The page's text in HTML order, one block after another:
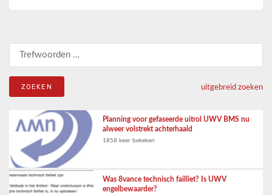
Zoeken naar:
uitgebreid zoeken
Planning voor gefaseerde uitrol UWV BMS nu
alweer volstrekt achterhaald
1858 keer bekeken
Was 8vance technisch failliet? Is UWV
engelbewaarder?